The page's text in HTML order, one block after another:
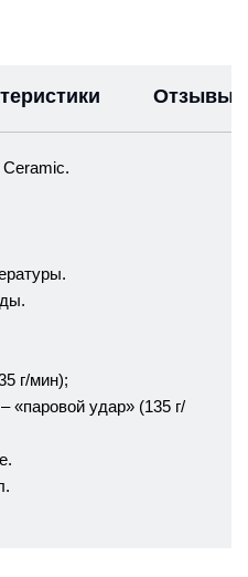
Отзывы
Ceramic.
г/мин);
«паровой удар» (135 г/